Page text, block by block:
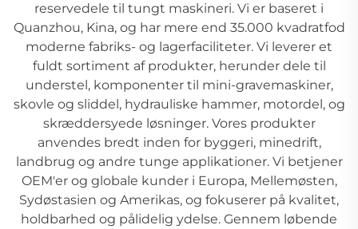
reservedele til tungt maskineri. Vi er baseret i
Quanzhou, Kina, og har mere end 35.000 kvadratfod
moderne fabriks- og lagerfaciliteter. Vi leverer et
fuldt sortiment af produkter, herunder dele til
understel, komponenter til mini-gravemaskiner,
skovle og sliddel, hydrauliske hammer, motordel, og
skræddersyede løsninger. Vores produkter
anvendes bredt inden for byggeri, minedrift,
landbrug og andre tunge applikationer. Vi betjener
OEM'er og globale kunder i Europa, Mellemøsten,
Sydøstasien og Amerikas, og fokuserer på kvalitet,
holdbarhed og pålidelig ydelse. Gennem løbende